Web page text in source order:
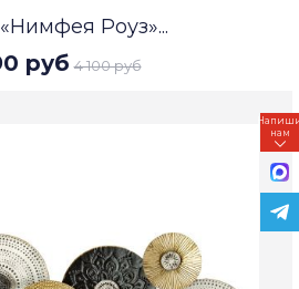
Роуз»...
руб 4 100 руб
нам